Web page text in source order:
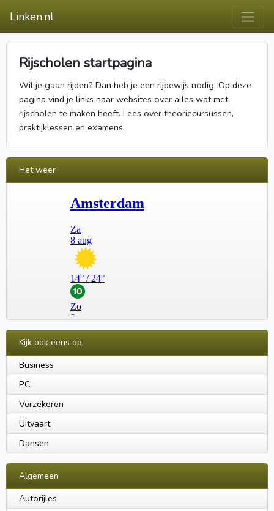
Linken.nl
Rijscholen startpagina
Wil je gaan rijden? Dan heb je een rijbewijs nodig. Op deze
pagina vind je links naar websites over alles wat met
rijscholen te maken heeft. Lees over theoriecursussen,
praktijklessen en examens.
Het weer
Kijk ook eens op
Business
PC
Verzekeren
Uitvaart
Dansen
Algemeen
Autorijles